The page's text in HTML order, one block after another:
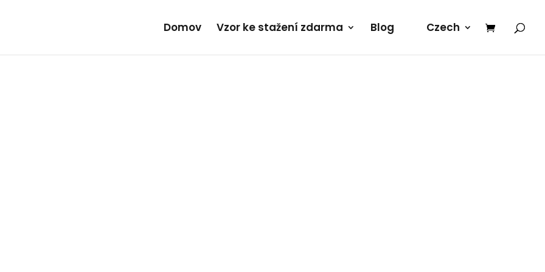
Domov Vzor ke stažení zdarma Blog Czech